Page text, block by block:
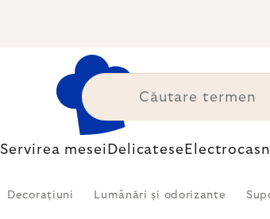
Servirea mesei Delicatese
Decorațiuni Lumânări și odorizante